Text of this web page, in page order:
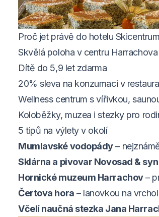
Proč jet právě do hotelu
Skvělá poloha v centru Harrachova
Dítě do 5,9 let zdarma
20% sleva na konzumaci v
Wellness centrum s vířivkou,
Koloběžky, muzea i stezky pro
5 tipů na výlety v okolí
Mumlavské vodopády–
Sklárna a pivovar Novosad & syn
Hornické muzeum Harrachov–
Čertova hora – lanovkou na
Včelí naučná stezka Jana